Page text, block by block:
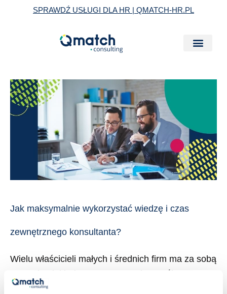
SPRAWDŹ USŁUGI DLA HR | QMATCH-HR.PL
Jak maksymalnie wykorzystać wiedzę i czas
zewnętrznego konsultanta?
Wielu właścicieli małych i średnich firm ma za sobą
przynajmniej jedno rozczarowanie współpracą z
zewnętrznym doradcą. Zapłacone pieniądze, kilka
Jak
maksymalnie
wykorzystać
wiedzę
zewnętrznego